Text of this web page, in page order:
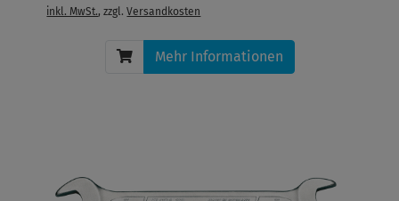
inkl. MwSt., zzgl.Versandkosten
Mehr Informationen